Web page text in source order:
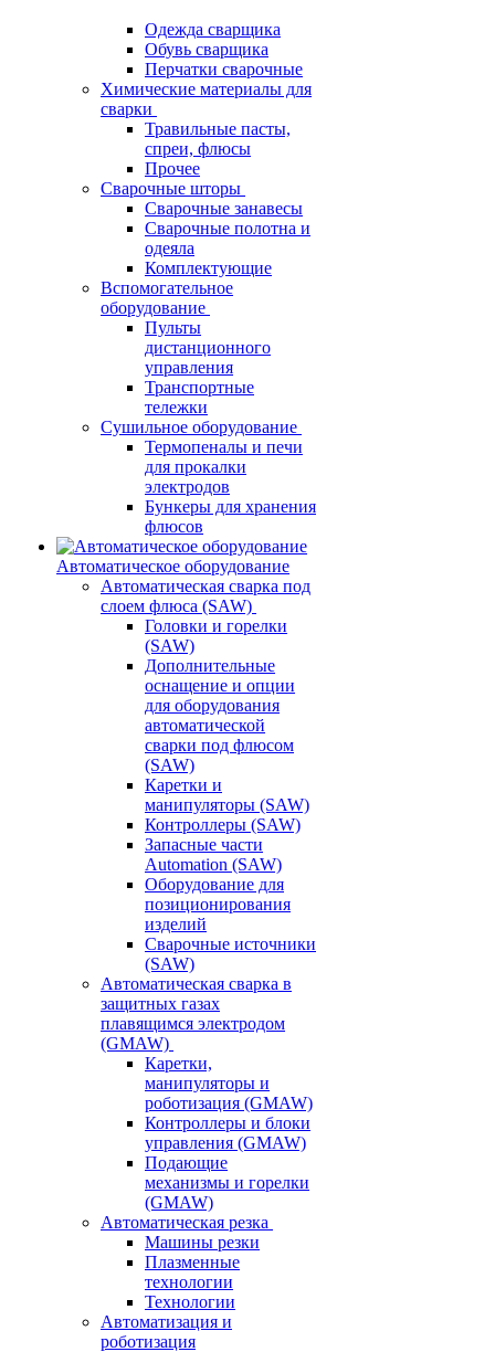
Одежда сварщика
Обувь сварщика
Перчатки сварочные
Химические материалы для
сварки
Травильные пасты,
спреи, флюсы
Прочее
Сварочные шторы
Сварочные занавесы
Сварочные полотна и
одеяла
Комплектующие
Вспомогательное
оборудование
Пульты
дистанционного
управления
Транспортные
тележки
Сушильное оборудование
Термопеналы и печи
для прокалки
электродов
Бункеры для хранения
флюсов
Автоматическое оборудование
Автоматическая сварка под
слоем флюса (SAW)
Головки и горелки
(SAW)
Дополнительные
оснащение и опции
для оборудования
автоматической
сварки под флюсом
(SAW)
Каретки и
манипуляторы (SAW)
Контроллеры (SAW)
Запасные части
Automation (SAW)
Оборудование для
позиционирования
изделий
Сварочные источники
(SAW)
Автоматическая сварка в
защитных газах
плавящимся электродом
(GMAW)
Каретки,
манипуляторы и
роботизация (GMAW)
Контроллеры и блоки
управления (GMAW)
Подающие
механизмы и горелки
(GMAW)
Автоматическая резка
Машины резки
Плазменные
технологии
Технологии
Автоматизация и
роботизация